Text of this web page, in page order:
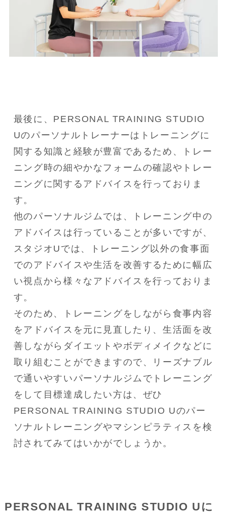
最後に、PERSONAL TRAINING STUDIO
Uのパーソナルトレーナーはトレーニングに
関する知識と経験が豊富であるため、トレー
ニング時の細やかなフォームの確認やトレー
ニングに関するアドバイスを行っておりま
す。
他のパーソナルジムでは、トレーニング中の
アドバイスは行っていることが多いですが、
スタジオUでは、トレーニング以外の食事面
でのアドバイスや生活を改善するために幅広
い視点から様々なアドバイスを行っておりま
す。
そのため、トレーニングをしながら食事内容
をアドバイスを元に見直したり、生活面を改
善しながらダイエットやボディメイクなどに
取り組むことができますので、リーズナブル
で通いやすいパーソナルジムでトレーニング
をして目標達成したい方は、ぜひ
PERSONAL TRAINING STUDIO Uのパー
ソナルトレーニングやマシンピラティスを検
討されてみてはいかがでしょうか。
PERSONAL TRAINING STUDIO Uに